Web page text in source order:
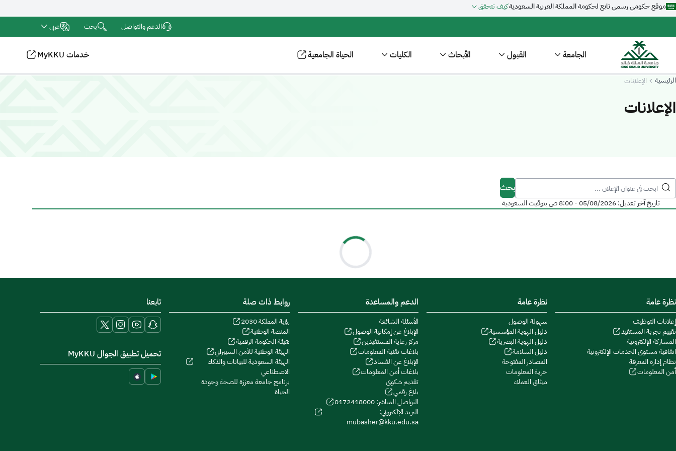
موقع حكومي رسمي تابع لحكومة المملكة العربية السعوديةكيف تتحقق
الدعم والتواصل
بحث عربي
الجامعة القبول الأبحاث الكليات الحياة الجامعية خدمات MyKKU
الرئيسية الإعلانات
الإعلانات
بحث
تاريخ آخر تعديل:05/08/2026 - 8:00 ص بتوقيت السعودية
نظرة عامة
إعلانات التوظيف
تقييم تجربة المستفيد
المشاركة الإلكترونية
اتفاقية مستوى الخدمات الإلكترونية
نظام إدارة المعرفة
أمن المعلومات
نظرة عامة
سهولة الوصول
دليل الهوية المؤسسية
دليل الهوية البصرية
دليل السلامة
المصادر المفتوحة
حرية المعلومات
ميثاق العملاء
الدعم والمساعدة
الأسئلة الشائعة
الإبلاغ عن إمكانية الوصول
مركز رعاية المستفيدين
بلاغات تقنية المعلومات
الإبلاغ عن الفساد
بلاغات أمن المعلومات
تقديم شكوى
بلاغ رقمي
التواصل المباشر: 0172418000
البريد الإلكتروني:
mubasher@kku.edu.sa
روابط ذات صلة
رؤية المملكة 2030
المنصة الوطنية
هيئة الحكومة الرقمية
الهيئة الوطنية للأمن السيبراني
الهيئة السعودية للبيانات والذكاء
الاصطناعي
برنامج جامعة معززة للصحة وجودة
الحياة
تابعنا
تحميل تطبيق الجوال MyKKU